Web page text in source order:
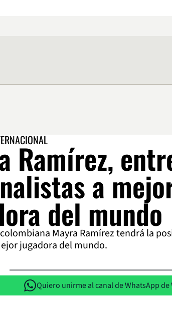
Ramírez,
a
del mundo
Mayra Ramírez tendrá la
jugadora del mundo.
Quiero unirme al canal de WhatsApp de